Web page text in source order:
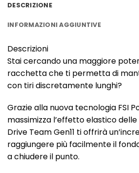
DESCRIZIONE
INFORMAZIONI AGGIUNTIVE
Descrizioni
Stai cercando una maggiore
racchetta che ti permetta di
con tiri discretamente lunghi?
Grazie alla nuova tecnologia FSI
massimizza l’effetto elastico
Drive Team Gen11 ti offrirà
raggiungere più facilmente il
a chiudere il punto.